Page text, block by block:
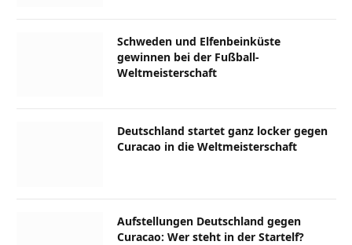
Schweden und Elfenbeinküste
gewinnen bei der Fußball-
Weltmeisterschaft
Deutschland startet ganz locker gegen
Curacao in die Weltmeisterschaft
Aufstellungen Deutschland gegen
Curacao: Wer steht in der Startelf?